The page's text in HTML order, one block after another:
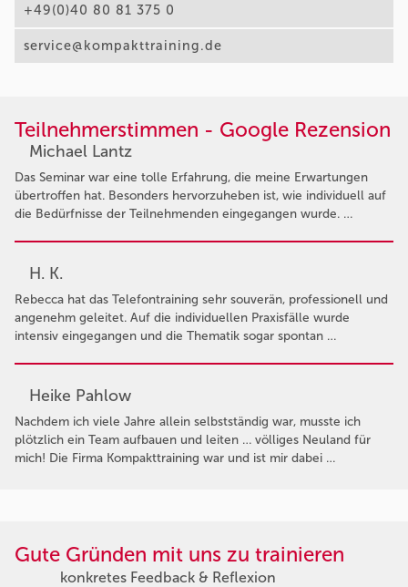
+49(0)40 80 81 375 0
service@kompakttraining.de
Teilnehmerstimmen - Google Rezension
Michael Lantz
Das Seminar war eine tolle Erfahrung, die meine Erwartungen
übertroffen hat. Besonders hervorzuheben ist, wie individuell auf
die Bedürfnisse der Teilnehmenden eingegangen wurde. …
H. K.
Rebecca hat das Telefontraining sehr souverän, professionell und
angenehm geleitet. Auf die individuellen Praxisfälle wurde
intensiv eingegangen und die Thematik sogar spontan …
Heike Pahlow
Nachdem ich viele Jahre allein selbstständig war, musste ich
plötzlich ein Team aufbauen und leiten … völliges Neuland für
mich! Die Firma Kompakttraining war und ist mir dabei …
Gute Gründen mit uns zu trainieren
konkretes Feedback & Reflexion